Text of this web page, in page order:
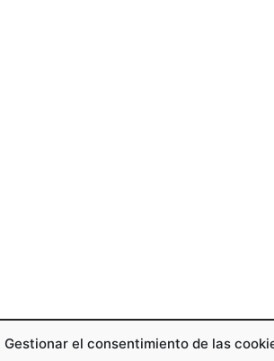
Gestionar el consentimiento de las